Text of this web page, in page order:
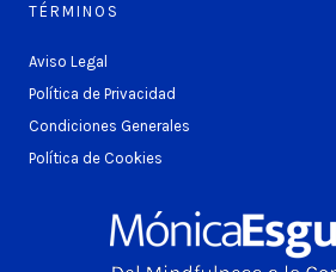
TÉRMINOS
Aviso Legal
Política de Privacidad
Condiciones Generales
Política de Cookies